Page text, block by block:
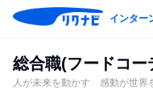
インター
総合職(フードコー
人が未来を動かす 感動が世界